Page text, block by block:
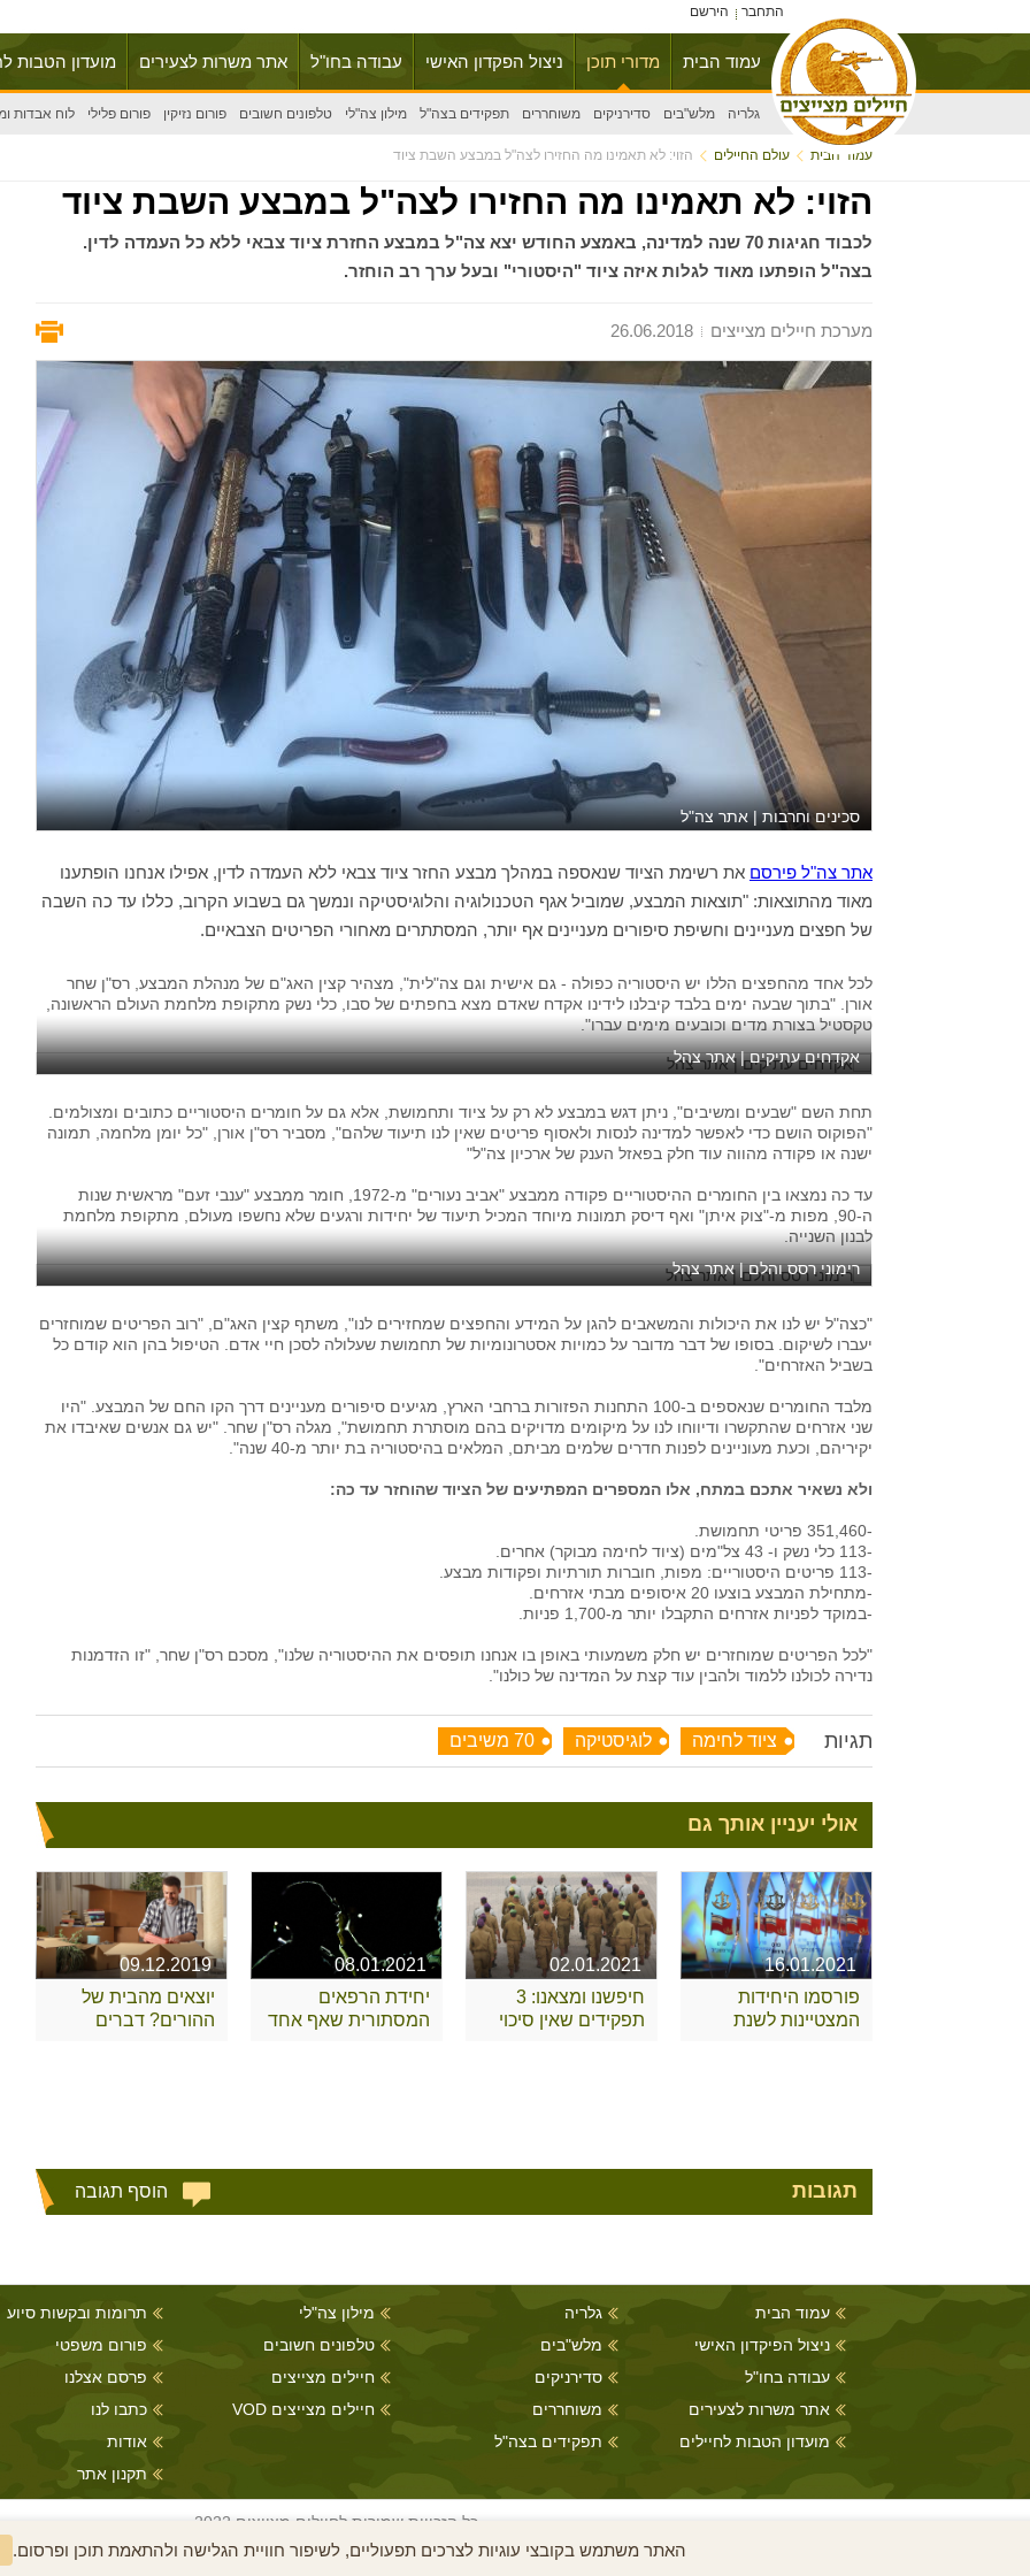
התחבר הירשם
עמוד הבית מדורי תוכן ניצול הפקדון האישי עבודה בחו"ל אתר משרות לצעירים מועדון הטבות
גלריה מלש"בים סדירניקים משוחררים תפקידים בצה"ל מילון צה"לי טלפונים חשובים פורום נזיקין פורום פלילי לוח אבדות
עמוד הבית עולם החיילים הזוי: לא תאמינו מה החזירו לצה"ל במבצע השבת ציוד
הזוי: לא תאמינו מה החזירו לצה"ל במבצע השבת ציוד
לכבוד חגיגות 70 שנה למדינה, באמצע החודש יצא צה"ל במבצע החזרת ציוד צבאי ללא כל העמדה לדין.
בצה"ל הופתעו מאוד לגלות איזה ציוד "היסטורי" ובעל ערך רב הוחזר.
מערכת חיילים מצייצים
סכינים וחרבות | אתר צה"ל
אתר צה"ל פירסם את רשימת הציוד שנאספה במהלך מבצע החזר ציוד צבאי ללא העמדה לדין, אפילו אנחנו הופתענו
מאוד מהתוצאות: "תוצאות המבצע, שמוביל אגף הטכנולוגיה והלוגיסטיקה ונמשך גם בשבוע הקרוב, כללו עד כה השבה
של חפצים מעניינים וחשיפת סיפורים מעניינים אף יותר, המסתתרים מאחורי הפריטים הצבאיים.
לכל אחד מהחפצים הללו יש היסטוריה כפולה - גם אישית וגם צה"לית", מצהיר קצין האג"ם של מנהלת המבצע, רס"ן שחר
אורן. "בתוך שבעה ימים בלבד קיבלנו לידינו אקדח שאדם מצא בחפתים של סבו, כלי נשק מתקופת מלחמת העולם הראשונה,
טקסטיל בצורת מדים וכובעים מימים עברו".
אקדחים עתיקים | אתר צהל
תחת השם "שבעים ומשיבים", ניתן דגש במבצע לא רק על ציוד ותחמושת, אלא גם על חומרים היסטוריים כתובים ומצולמים.
"הפוקוס הושם כדי לאפשר למדינה לנסות ולאסוף פריטים שאין לנו תיעוד שלהם", מסביר רס"ן אורן, "כל יומן מלחמה, תמונה
ישנה או פקודה מהווה עוד חלק בפאזל הענק של ארכיון צה"ל"
עד כה נמצאו בין החומרים ההיסטוריים פקודה ממבצע "אביב נעורים" מ-1972, חומר ממבצע "ענבי זעם" מראשית שנות
ה-90, מפות מ-"צוק איתן" ואף דיסק תמונות מיוחד המכיל תיעוד של יחידות ורגעים שלא נחשפו מעולם, מתקופת מלחמת
לבנון השנייה.
רימוני רסס והלם | אתר צהל
"כצה"ל יש לנו את היכולות והמשאבים להגן על המידע והחפצים שמחזירים לנו", משתף קצין האג"ם, "רוב הפריטים שמוחזרים
יעברו לשיקום. בסופו של דבר מדובר על כמויות אסטרונומיות של תחמושת שעלולה לסכן חיי אדם. הטיפול בהן הוא קודם כל
בשביל האזרחים".
מלבד החומרים שנאספים ב-100 התחנות הפזורות ברחבי הארץ, מגיעים סיפורים מעניינים דרך הקו החם של המבצע. "היו
שני אזרחים שהתקשרו ודיווחו לנו על מיקומים מדויקים בהם מוסתרת תחמושת", מגלה רס"ן שחר. "יש גם אנשים שאיבדו את
יקיריהם, וכעת מעוניינים לפנות חדרים שלמים מביתם, המלאים בהיסטוריה בת יותר מ-40 שנה".
ולא נשאיר אתכם במתח, אלו המספרים המפתיעים של הציוד שהוחזר עד כה:
-351,460 פריטי תחמושת.
-113 כלי נשק ו- 43 צל"מים (ציוד לחימה מבוקר) אחרים.
-113 פריטים היסטוריים: מפות, חוברות תורתיות ופקודות מבצע.
-מתחילת המבצע בוצעו 20 איסופים מבתי אזרחים.
-במוקד לפניות אזרחים התקבלו יותר מ-1,700 פניות.
"לכל הפריטים שמוחזרים יש חלק משמעותי באופן בו אנחנו תופסים את ההיסטוריה שלנו", מסכם רס"ן שחר, "זו הזדמנות
נדירה לכולנו ללמוד ולהבין עוד קצת על המדינה של כולנו".
תגיות ציוד לחימה לוגיסטיקה 70 משיבים
אולי יעניין אותך גם
16.01.2021
פורסמו היחידות
המצטיינות לשנת
02.01.2021
חיפשנו ומצאנו: 3
תפקידים שאין סיכוי
08.01.2021
יחידת הרפאים
המסתורית שאף אחד
09.12.2019
יוצאים מהבית של
ההורים? דברים
תגובות הוסף תגובה
עמוד הבית
ניצול הפיקדון האישי
עבודה בחו"ל
אתר משרות לצעירים
מועדון הטבות לחיילים
גלריה
מלש"בים
סדירניקים
משוחררים
תפקידים בצה"ל
מילון צה"לי
טלפונים חשובים
חיילים מצייצים
חיילים מצייצים VOD
תרומות ובקשות סיוע
פורום משפטי
פרסם אצלנו
כתבו לנו
אודות
תקנון אתר
כל הזכויות שמורות לחיילים מצייצים 2022
האתר משתמש בקובצי עוגיות לצרכים תפעוליים, לשיפור חוויית הגלישה ולהתאמת תוכן ופרסום.